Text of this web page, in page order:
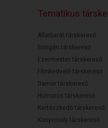
Tematikus
Állatbarát társkereső
Bringás társkereső
Ezermester társkereső
Filmkedvelő társkereső
Gamer társkereső
Humoros társkereső
Kertészkedő társkereső
Könyvmoly társkereső